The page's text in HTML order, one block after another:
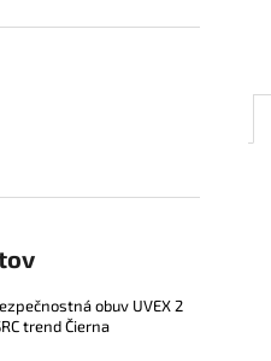
obuv UVEX 2
trend Čierna